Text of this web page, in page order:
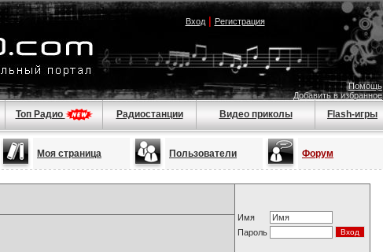
Вход| Регистрация
Помощь
Добавить в избранное
Топ Радио Радиостанции Видео приколы Flash-игры
Моя страница Пользователи Форум
Имя
Пароль